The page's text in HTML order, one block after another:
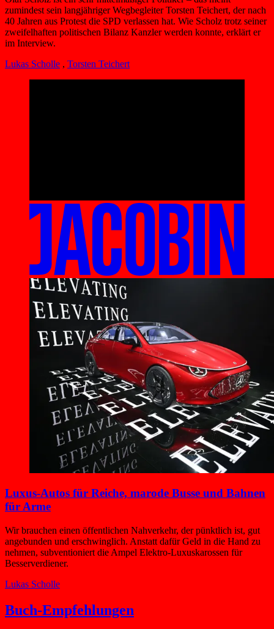
zumindest sein langjähriger Wegbegleiter Torsten Teichert, der nach
40 Jahren aus Protest die SPD verlassen hat. Wie Scholz trotz seiner
zweifelhaften politischen Bilanz Kanzler werden konnte, erklärt er
im Interview.
Lukas Scholle , Torsten Teichert
Luxus-Autos für Reiche, marode Busse und Bahnen
für Arme
Wir brauchen einen öffentlichen Nahverkehr, der pünktlich ist, gut
angebunden und erschwinglich. Anstatt dafür Geld in die Hand zu
nehmen, subventioniert die Ampel Elektro-Luxuskarossen für
Besserverdiener.
Lukas Scholle
Buch-Empfehlungen